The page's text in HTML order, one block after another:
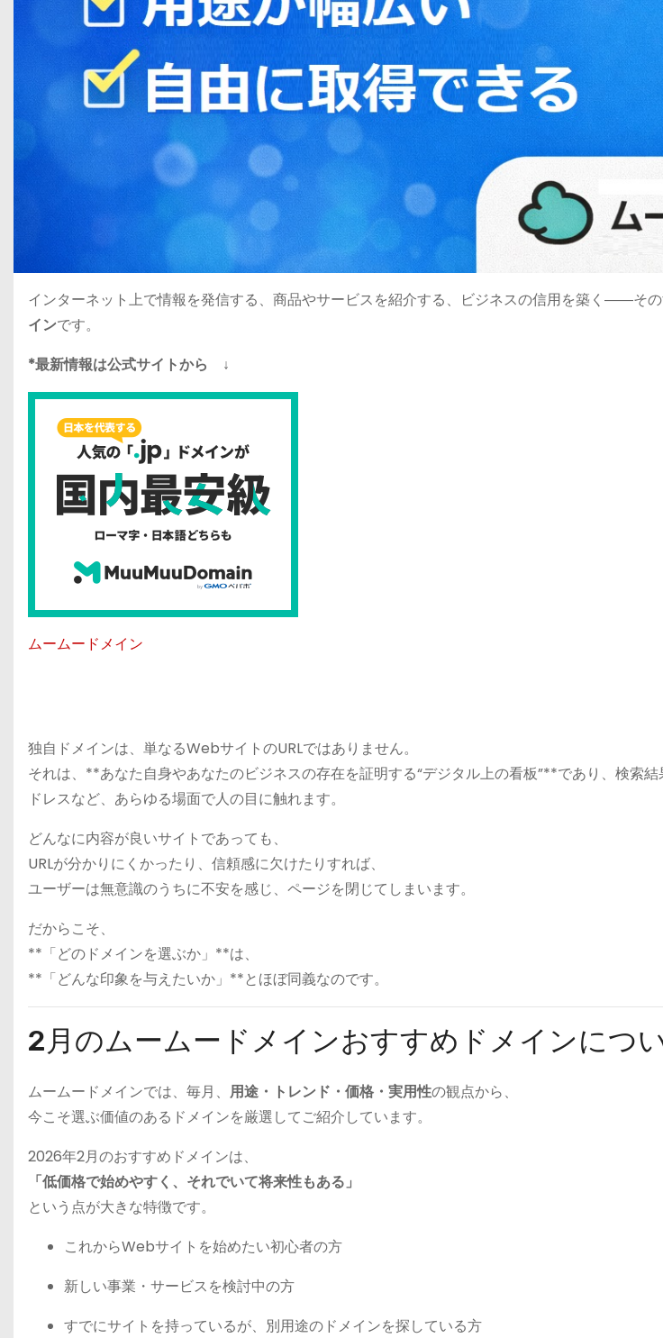
インターネット上で情報を発信する、商品やサービスを紹介する、ビジネスの信用を築く――そ
インです。
*最新情報は公式サイトから ↓
ムームードメイン
独自ドメインは、単なるWebサイトのURLではありません。
それは、**あなた自身やあなたのビジネスの存在を証明する“デジタル上の看板”**であり、検索
ドレスなど、あらゆる場面で人の目に触れます。
どんなに内容が良いサイトであっても、
URLが分かりにくかったり、信頼感に欠けたりすれば、
ユーザーは無意識のうちに不安を感じ、ページを閉じてしまいます。
だからこそ、
**「どのドメインを選ぶか」**は、
**「どんな印象を与えたいか」**とほぼ同義なのです。
2月のムームードメインおすすめドメインにつ
ムームードメインでは、毎月、 用途・トレンド・価格・実用性の観点から、
今こそ選ぶ価値のあるドメインを厳選してご紹介しています。
2026年2月のおすすめドメインは、
「低価格で始めやすく、それでいて将来性もある」
という点が大きな特徴です。
これからWebサイトを始めたい初心者の方
新しい事業・サービスを検討中の方
すでにサイトを持っているが、別用途のドメインを探している方